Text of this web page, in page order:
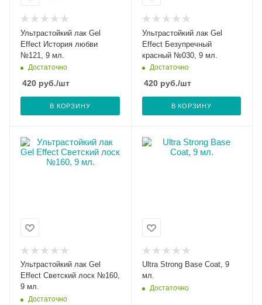
Ультрастойкий лак Gel
Effect История любви
№121, 9 мл.
Достаточно
420 руб./шт
В КОРЗИНУ
Ультрастойкий лак Gel
Effect Безупречный
красный №030, 9 мл.
Достаточно
420руб./шт
В КОРЗИНУ
Ультрастойкий лак Gel
Effect Светский лоск №160,
9 мл.
Достаточно
Ultra Strong Base Coat, 9
мл.
Достаточно